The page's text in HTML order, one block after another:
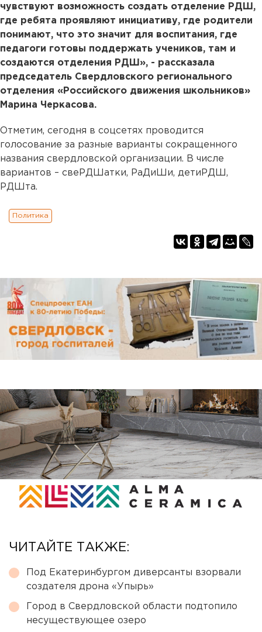
чувствуют возможность создать отделение РДШ,
где ребята проявляют инициативу, где родители
понимают, что это значит для воспитания, где
педагоги готовы поддержать учеников, там и
создаются отделения РДШ», - рассказала
председатель Свердловского регионального
отделения «Российского движения школьников»
Марина Черкасова.
Отметим, сегодня в соцсетях проводится
голосование за разные варианты сокращенного
названия свердловской организации. В числе
вариантов – свеРДШатки, РаДиШи, детиРДШ,
РДШта.
Политика
ЧИТАЙТЕ ТАКЖЕ:
Под Екатеринбургом диверсанты взорвали
создателя дрона «Упырь»
Город в Свердловской области подтопило
несуществующее озеро